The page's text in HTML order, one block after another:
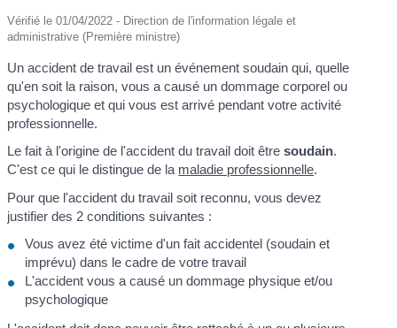
Vérifié le 01/04/2022 - Direction de l'information légale et
administrative (Première ministre)
Un accident de travail est un événement soudain qui, quelle
qu'en soit la raison, vous a causé un dommage corporel ou
psychologique et qui vous est arrivé pendant votre activité
professionnelle.
Le fait à l'origine de l'accident du travail doit êtresoudain.
C'est ce qui le distingue de la maladie professionnelle.
Pour que l'accident du travail soit reconnu, vous devez
justifier des 2 conditions suivantes :
Vous avez été victime d'un fait accidentel (soudain et
imprévu) dans le cadre de votre travail
L'accident vous a causé un dommage physique et/ou
psychologique